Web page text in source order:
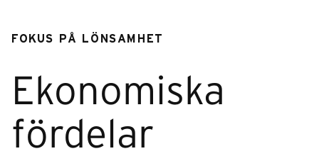
FOKUS PÅ LÖNSAMHET
Ekonomiska
fördelar